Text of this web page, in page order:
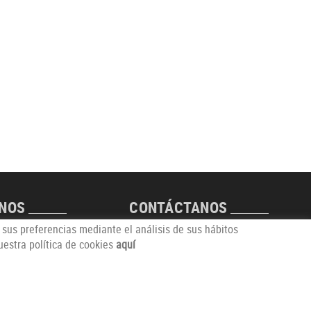
Futur, s/n
(Girona)
CONTÁCTANOS
info@comerciantsdecalonge.com
preferencias mediante el análisis de sus hábitos
política de cookies aquí